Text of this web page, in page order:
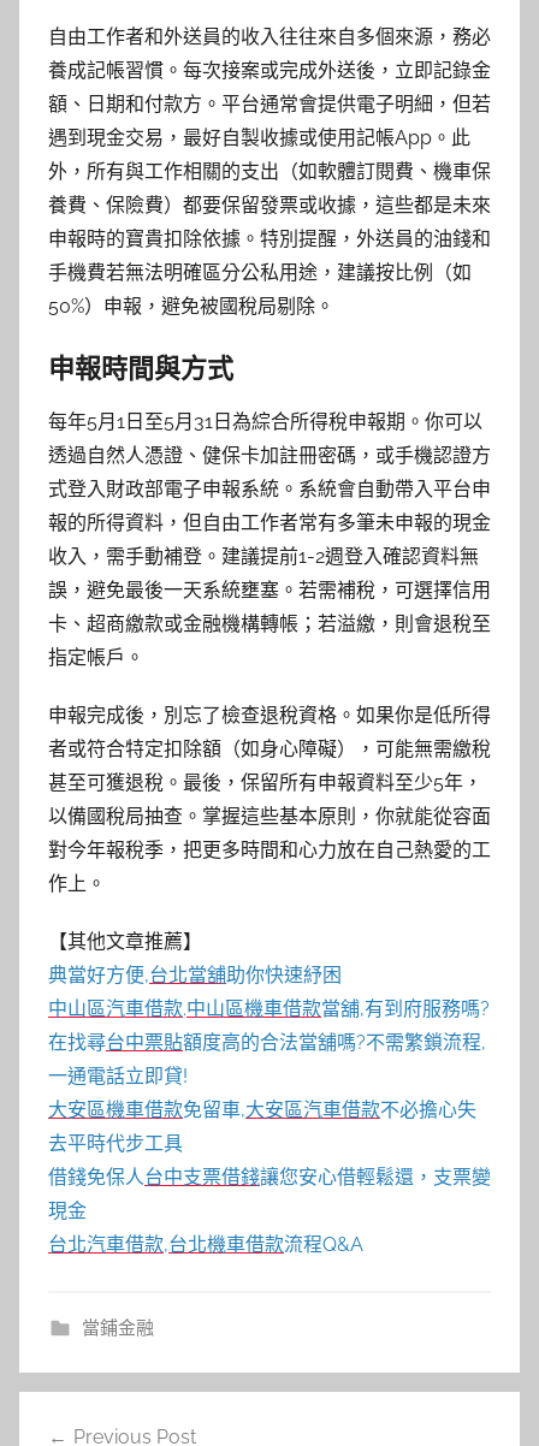
自由工作者和外送員的收入往往來自多個來源，務必
養成記帳習慣。每次接案或完成外送後，立即記錄金
額、日期和付款方。平台通常會提供電子明細，但若
遇到現金交易，最好自製收據或使用記帳App。此
外，所有與工作相關的支出（如軟體訂閱費、機車保
養費、保險費）都要保留發票或收據，這些都是未來
申報時的寶貴扣除依據。特別提醒，外送員的油錢和
手機費若無法明確區分公私用途，建議按比例（如
50%）申報，避免被國稅局剔除。
申報時間與方式
每年5月1日至5月31日為綜合所得稅申報期。你可以
透過自然人憑證、健保卡加註冊密碼，或手機認證方
式登入財政部電子申報系統。系統會自動帶入平台申
報的所得資料，但自由工作者常有多筆未申報的現金
收入，需手動補登。建議提前1-2週登入確認資料無
誤，避免最後一天系統壅塞。若需補稅，可選擇信用
卡、超商繳款或金融機構轉帳；若溢繳，則會退稅至
指定帳戶。
申報完成後，別忘了檢查退稅資格。如果你是低所得
者或符合特定扣除額（如身心障礙），可能無需繳稅
甚至可獲退稅。最後，保留所有申報資料至少5年，
以備國稅局抽查。掌握這些基本原則，你就能從容面
對今年報稅季，把更多時間和心力放在自己熱愛的工
作上。
【其他文章推薦】
典當好方便,台北當舖助你快速紓困
中山區汽車借款.中山區機車借款當舖,有到府服務嗎?
在找尋台中票貼額度高的合法當舖嗎?不需繁鎖流程,
一通電話立即貸!
大安區機車借款免留車,大安區汽車借款不必擔心失
去平時代步工具
借錢免保人台中支票借錢讓您安心借輕鬆還，支票變
現金
台北汽車借款,台北機車借款流程Q&A
當鋪金融
Previous Post